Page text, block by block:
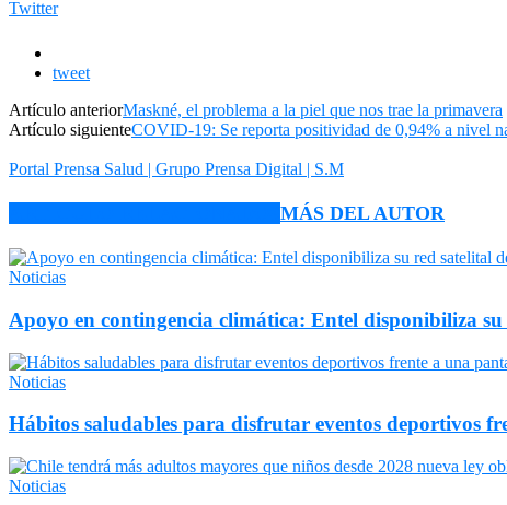
Twitter
tweet
Artículo anteriorMaskné, el problema a la piel que nos trae la primavera
Artículo siguienteCOVID-19: Se reporta positividad de 0,94% a nivel
Portal Prensa Salud | Grupo Prensa Digital | S.M
MÁS DEL AUTOR
Noticias
Apoyo en contingencia climática: Entel disponibiliza
Noticias
Hábitos saludables para disfrutar eventos deportivos
Noticias